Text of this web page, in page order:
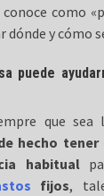
como
y cómo
puede
que sea
hecho
habitual
fijos,